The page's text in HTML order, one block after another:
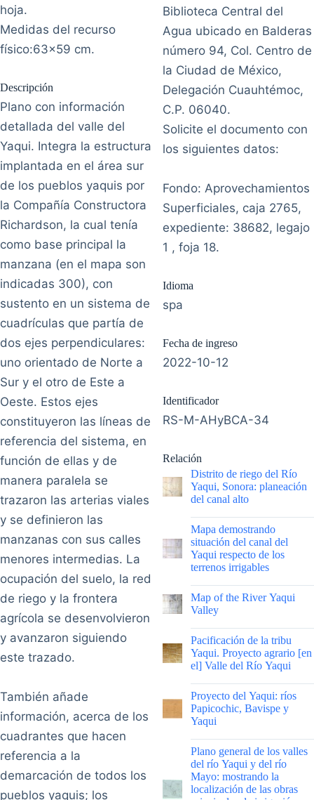
hoja.
Medidas del recurso
físico:63x59 cm.
Descripción
Plano con información
detallada del valle del
Yaqui. Integra la estructura
implantada en el área sur
de los pueblos yaquis por
la Compañía Constructora
Richardson, la cual tenía
como base principal la
manzana (en el mapa son
indicadas 300), con
sustento en un sistema de
cuadrículas que partía de
dos ejes perpendiculares:
uno orientado de Norte a
Sur y el otro de Este a
Oeste. Estos ejes
constituyeron las líneas de
referencia del sistema, en
función de ellas y de
manera paralela se
trazaron las arterias viales
y se definieron las
manzanas con sus calles
menores intermedias. La
ocupación del suelo, la red
de riego y la frontera
agrícola se desenvolvieron
y avanzaron siguiendo
este trazado.
También añade
información, acerca de los
cuadrantes que hacen
referencia a la
demarcación de todos los
pueblos yaquis; los
Biblioteca Central del
Agua ubicado en Balderas
número 94, Col. Centro de
la Ciudad de México,
Delegación Cuauhtémoc,
C.P. 06040.
Solicite el documento con
los siguientes datos:
Fondo: Aprovechamientos
Superficiales, caja 2765,
expediente: 38682, legajo
1 , foja 18.
Idioma
spa
Fecha de ingreso
2022-10-12
Identificador
RS-M-AHyBCA-34
Relación
Distrito de riego del Río
Yaqui, Sonora: planeación
del canal alto
|
Mapa demostrando
situación del canal del
Yaqui respecto de los
terrenos irrigables
|
Map of the River Yaqui
Valley
|
Pacificación de la tribu
Yaqui. Proyecto agrario [en
el] Valle del Río Yaqui
|
Proyecto del Yaqui: ríos
Papicochic, Bavispe y
Yaqui
|
Plano general de los valles
del río Yaqui y del río
Mayo: mostrando la
localización de las obras